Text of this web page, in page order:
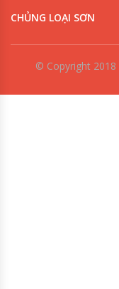
CHỦNG LOẠI SƠN
© Copyright 2018